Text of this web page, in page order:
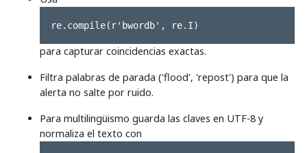
re.compile(r'bwordb', re.I)
para capturar coincidencias exactas.
Filtra palabras de parada ('flood', 'repost') para que la
alerta no salte por ruido.
Para multilingüismo guarda las claves en UTF-8 y
normaliza el texto con